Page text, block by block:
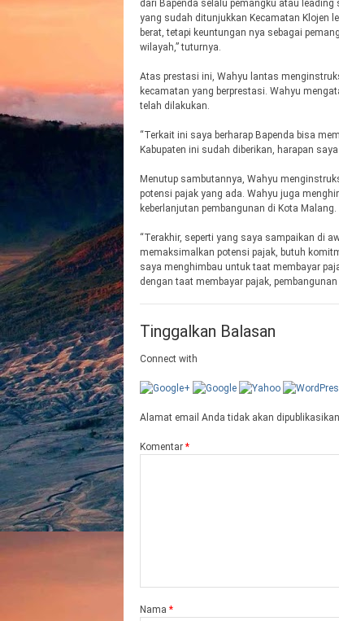
dari Bapenda selalu pemangku atau
yang sudah ditunjukkan Kecamatan Klojen
berat, tetapi keuntungan nya sebagai
wilayah,” tuturnya.
Atas prestasi ini, Wahyu lantas
kecamatan yang berprestasi. Wahyu
telah dilakukan.
“Terkait ini saya berharap Bapenda bisa
Kabupaten ini sudah diberikan, harapan
Menutup sambutannya, Wahyu
potensi pajak yang ada. Wahyu juga
keberlanjutan pembangunan di Kota Malang.
“Terakhir, seperti yang saya sampaikan di
memaksimalkan potensi pajak, butuh
saya menghimbau untuk taat membayar
dengan taat membayar pajak,
Tinggalkan Balasan
Connect with
Alamat email Anda tidak akan
Komentar *
Nama *